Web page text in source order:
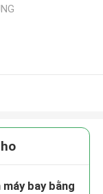
bay bằng